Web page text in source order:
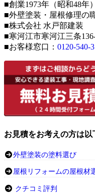
■創業1973年（昭和48年）
■外壁塗装・屋根修理の
■株式会社 水戸部建装
■寒河江市寒河江三条
■お客様窓口： 0120-540-
お見積をお考えの方は
外壁塗装の塗料選び
屋根リフォームの屋根材
クチコミ評判